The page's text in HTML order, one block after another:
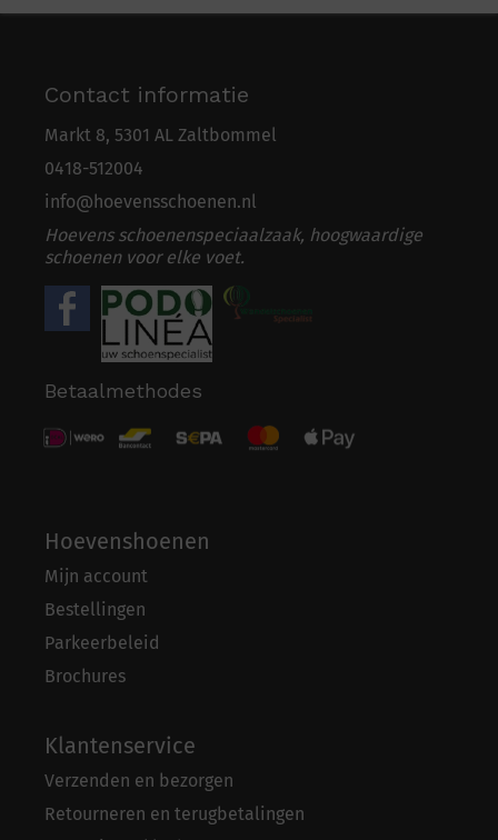
Contact informatie
Markt 8, 5301 AL Zaltbommel
0418-512004
info@hoevensschoenen.nl
Hoevens schoenenspeciaalzaak, hoogwaardige
schoenen voor elke voet.
Betaalmethodes
Hoevenshoenen
Mijn account
Bestellingen
Parkeerbeleid
Brochures
Klantenservice
Verzenden en bezorgen
Retourneren en terugbetalingen